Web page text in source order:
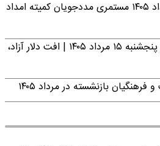
خبر فوری؛ برنامه واریزی مرداد ۱۴۰۵ مستمری مددجویان کمیته امداد
خبر فوری از قیمت دلار امروز پنجشنبه ۱۵ مرداد ۱۴۰۵ | افت دلار آزاد،
بازنشسته در مرداد ۱۴۰۵